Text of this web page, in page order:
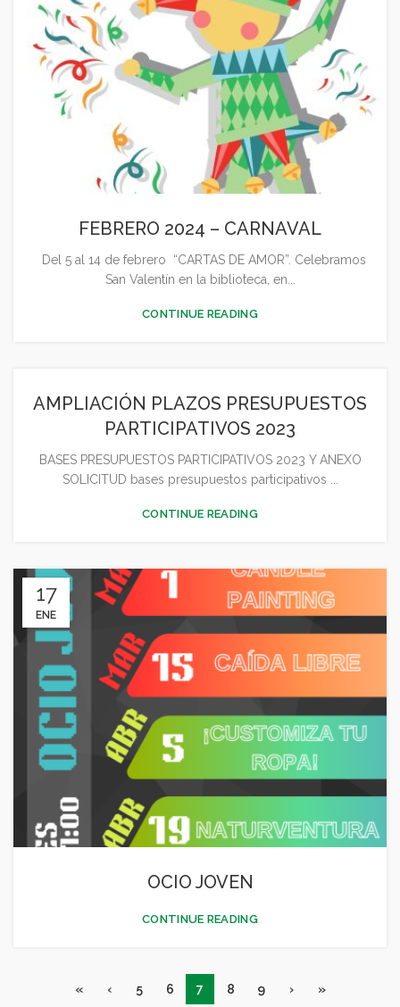
FEBRERO 2024 – CARNAVAL
Del 5 al 14 de febrero “CARTAS DE AMOR”. Celebramos
San Valentín en la biblioteca, en...
CONTINUE READING
AMPLIACIÓN PLAZOS PRESUPUESTOS
PARTICIPATIVOS 2023
BASES PRESUPUESTOS PARTICIPATIVOS 2023 Y ANEXO
SOLICITUD bases presupuestos participativos ...
CONTINUE READING
17
ENE
OCIO JOVEN
CONTINUE READING
« ‹ 5 6 7 8 9 › »